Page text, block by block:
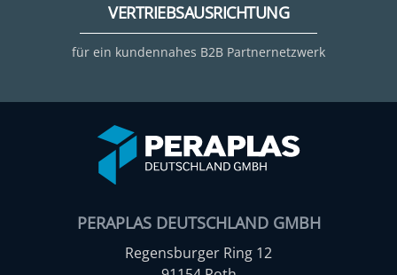
VERTRIEBSAUSRICHTUNG
für ein kundennahes B2B Partnernetzwerk
PERAPLAS DEUTSCHLAND GMBH
Regensburger Ring 12